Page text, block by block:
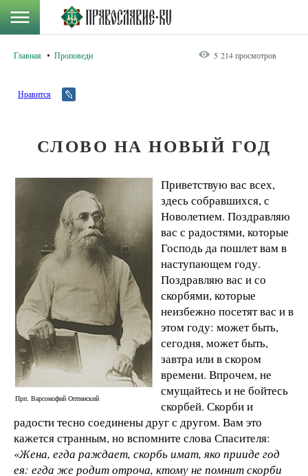
Главная Проповеди 5 214 просмотров
Нравится
СЛОВО НА НОВЫЙ ГОД
Прп. Варсонофий Оптинский
Приветствую вас всех,
здесь собравшихся, с
Новолетием. Поздравляю
вас с радостями, которые
Господь да пошлет вам в
наступающем году.
Поздравляю вас и со
скорбями, которые
неизбежно посетят вас и в
этом году: может быть,
сегодня, может быть,
завтра или в скором
времени. Впрочем, не
смущайтесь и не бойтесь
скорбей. Скорби и
радости тесно соединены друг с другом. Вам это
кажется странным, но вспомните слова Спасителя:
«Жена, егда раждает, скорбь имат, яко прииде год
ея: егда же родит отроча, ктому не помнит скорби